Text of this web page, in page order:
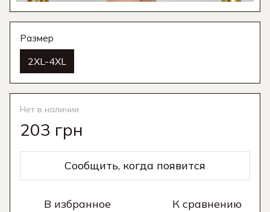
Размер
2XL-4XL
Нет в наличии
203 грн
Сообщить, когда появится
В избранное К сравнению